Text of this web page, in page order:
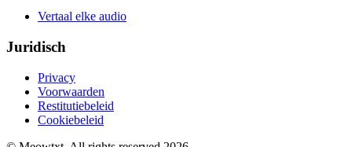
Vertaal elke audio
Juridisch
Privacy
Voorwaarden
Restitutiebeleid
Cookiebeleid